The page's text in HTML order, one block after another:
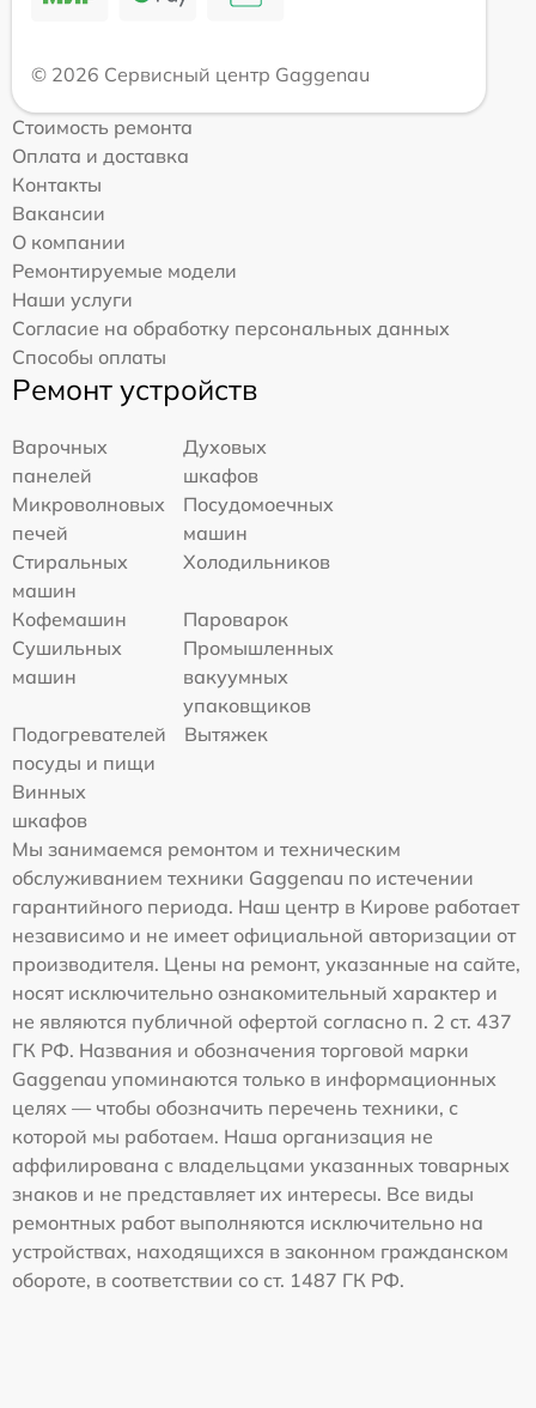
© 2026 Сервисный центр Gaggenau
Стоимость ремонта
Оплата и доставка
Контакты
Вакансии
О компании
Ремонтируемые модели
Наши услуги
Согласие на обработку персональных данных
Способы оплаты
Ремонт устройств
Варочных
панелей
Духовых
шкафов
Микроволновых
печей
Посудомоечных
машин
Стиральных
машин
Холодильников
Кофемашин
Пароварок
Сушильных
машин
Промышленных
вакуумных
упаковщиков
Подогревателей
посуды и пищи
Вытяжек
Винных
шкафов
Мы занимаемся ремонтом и техническим
обслуживанием техники Gaggenau по истечении
гарантийного периода. Наш центр в Кирове работает
независимо и не имеет официальной авторизации от
производителя. Цены на ремонт, указанные на сайте,
носят исключительно ознакомительный характер и
не являются публичной офертой согласно п. 2 ст. 437
ГК РФ. Названия и обозначения торговой марки
Gaggenau упоминаются только в информационных
целях — чтобы обозначить перечень техники, с
которой мы работаем. Наша организация не
аффилирована с владельцами указанных товарных
знаков и не представляет их интересы. Все виды
ремонтных работ выполняются исключительно на
устройствах, находящихся в законном гражданском
обороте, в соответствии со ст. 1487 ГК РФ.